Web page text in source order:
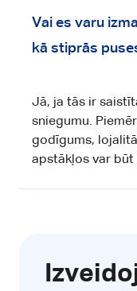
Vai es varu
kā stiprās
Jā, ja tās ir
sniegumu.
godīgums,
apstākļos var